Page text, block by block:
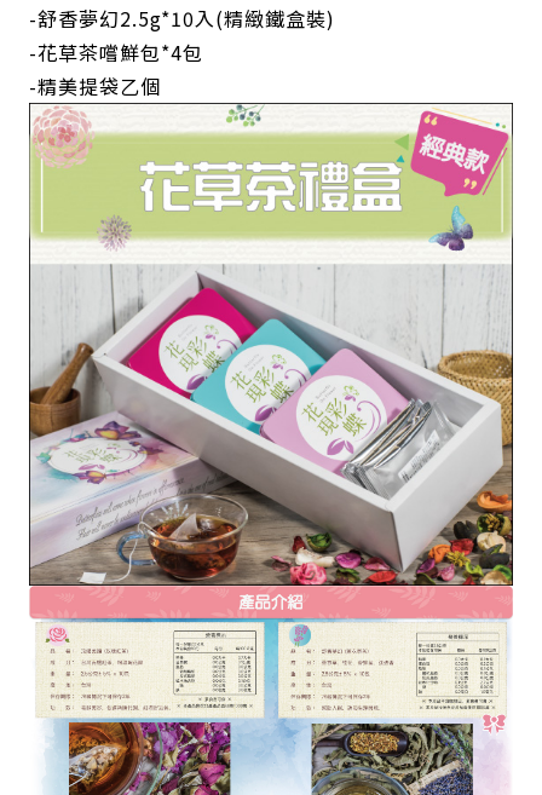
-舒香夢幻2.5g*10入(精緻鐵盒裝)
-花草茶嚐鮮包*4包
-精美提袋乙個